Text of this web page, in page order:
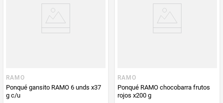
Producto (kg)
RAMO
Ponqué gansito RAMO 6 unds x37
g c/u
RAMO
Ponqué RAMO chocobarra frutos
rojos x200 g